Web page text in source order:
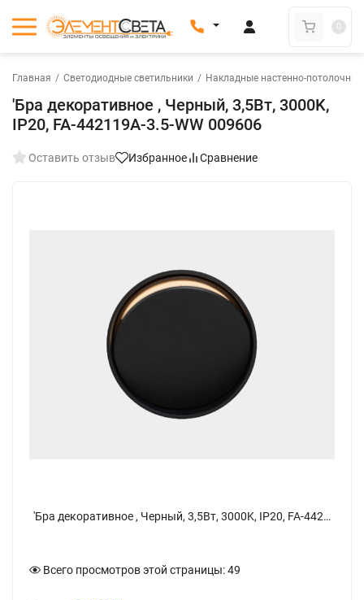
0
Главная / Светодиодные светильники / Накладные настенно-
'Бра декоративное , Черный, 3,5Вт, 3000K,
IP20, FA-442119A-3.5-WW 009606
Оставить отзыв Избранное Сравнение
'Бра декоративное , Черный, 3,5Вт, 3000K, IP20, FA-442119A-3.5-WW. Фото 2
Всего просмотров этой страницы:49